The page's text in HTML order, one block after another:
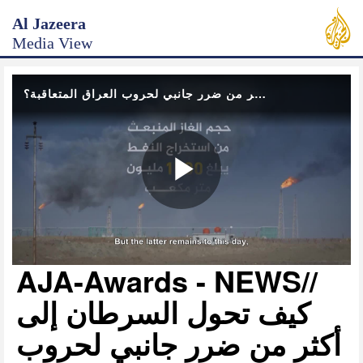
Al Jazeera
Media View
كيف تحول السرطان إلى أكثر من ضرر جانبي لحروب العراق المتعاقبة؟ - final- 11 - 12 - 2022
P
l
AJA-Awards - NEWS//
كيف تحول السرطان إلى
أكثر من ضرر جانبي لحروب